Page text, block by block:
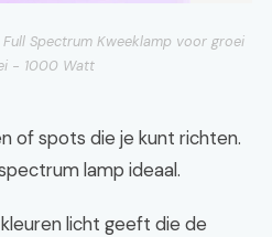
Spectrum Kweeklamp voor groei
- 1000 Watt
of spots die je kunt richten.
lamp ideaal.
licht geeft die de